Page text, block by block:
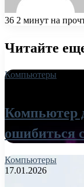
36 2 минут на
Читайте
Компьютеры
Компьютер
ошибиться
Компьютеры
17.01.2026